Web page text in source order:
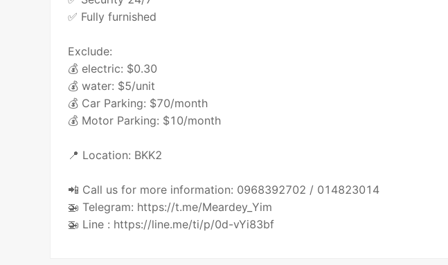
✅ Fully furnished
Exclude:
💰 electric: $0.30
💰 water: $5/unit
💰 Car Parking: $70/month
💰 Motor Parking: $10/month
📍 Location: BKK2
📲 Call us for more information: 0968392702 / 014823014
🚁 Telegram: https://t.me/Meardey_Yim
🚁 Line : https://line.me/ti/p/0d-vYi83bf